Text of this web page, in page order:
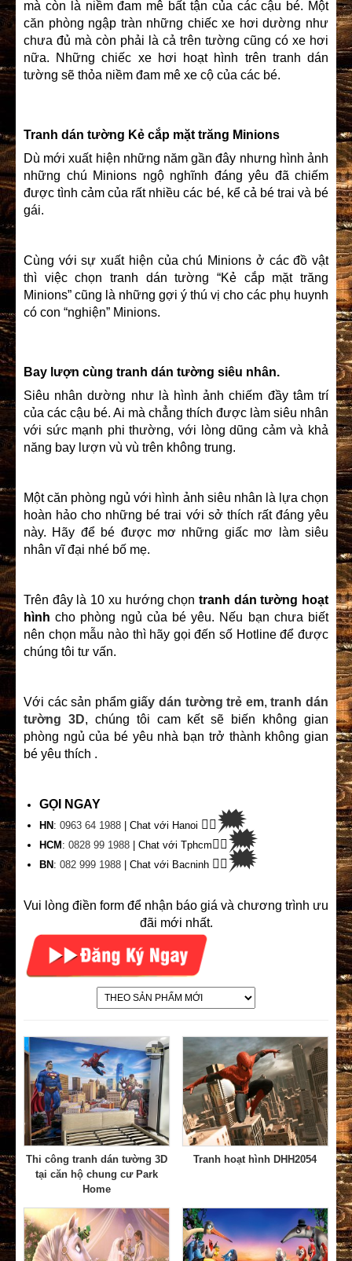
mà còn là niềm đam mê bất tận của các cậu bé. Một
căn phòng ngập tràn những chiếc xe hơi dường như
chưa đủ mà còn phải là cả trên tường cũng có xe hơi
nữa. Những chiếc xe hơi hoạt hình trên tranh dán
tường sẽ thỏa niềm đam mê xe cộ của các bé.
Tranh dán tường Kẻ cắp mặt trăng Minions
Dù mới xuất hiện những năm gần đây nhưng hình ảnh
những chú Minions ngộ nghĩnh đáng yêu đã chiếm
được tình cảm của rất nhiều các bé, kể cả bé trai và bé
gái.
Cùng với sự xuất hiện của chú Minions ở các đồ vật
thì việc chọn tranh dán tường “Kẻ cắp mặt trăng
Minions” cũng là những gợi ý thú vị cho các phụ huynh
có con “nghiện” Minions.
Bay lượn cùng tranh dán tường siêu nhân.
Siêu nhân dường như là hình ảnh chiếm đầy tâm trí
của các cậu bé. Ai mà chẳng thích được làm siêu nhân
với sức mạnh phi thường, với lòng dũng cảm và khả
năng bay lượn vù vù trên không trung.
Một căn phòng ngủ với hình ảnh siêu nhân là lựa chọn
hoàn hảo cho những bé trai với sở thích rất đáng yêu
này. Hãy để bé được mơ những giấc mơ làm siêu
nhân vĩ đại nhé bố mẹ.
Trên đây là 10 xu hướng chọn tranh dán tường hoạt
hình cho phòng ngủ của bé yêu. Nếu bạn chưa biết
nên chọn mẫu nào thì hãy gọi đến số Hotline để được
chúng tôi tư vấn.
Với các sản phẩmgiấy dán tường trẻ em,tranh dán
tường 3D, chúng tôi cam kết sẽ biến không gian
phòng ngủ của bé yêu nhà bạn trở thành không gian
bé yêu thích .
GỌI NGAY
HN : 0963 64 1988 | Chat với Hanoi 👉🏽🗯
HCM : 0828 99 1988 | Chat với Tphcm 👉🏽🗯
BN : 082 999 1988 | Chat với Bacninh 👉🏽🗯
Vui lòng điền form để nhận báo giá và chương trình ưu
đãi mới nhất.
Thi công tranh dán tường 3D
tại căn hộ chung cư Park
Home
Tranh hoạt hình DHH2054